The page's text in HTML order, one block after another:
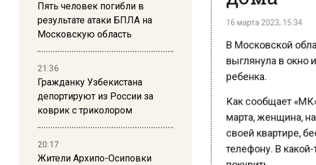
Пять человек погибли в
результате атаки БПЛА на
Московскую область
21:36
Гражданку Узбекистана
депортируют из России за
коврик с триколором
20:17
Жители Архипо-Осиповки
16 марта 2023, 15:34
выглянула в окно
ребенка.
марта, женщина,
своей квартире,
телефону. В
покурить.